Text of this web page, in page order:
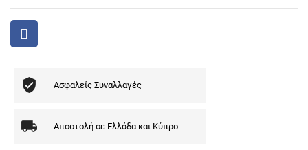
Ασφαλείς Συναλλαγές
Αποστολή σε Ελλάδα και Κύπρο